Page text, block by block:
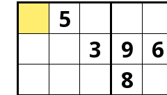
5
3
9
6
8